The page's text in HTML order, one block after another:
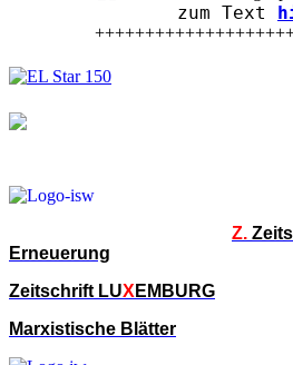
zum Text
Z.
Erneuerung
Zeitschrift LUX EMBURG
Marxistische Blätter